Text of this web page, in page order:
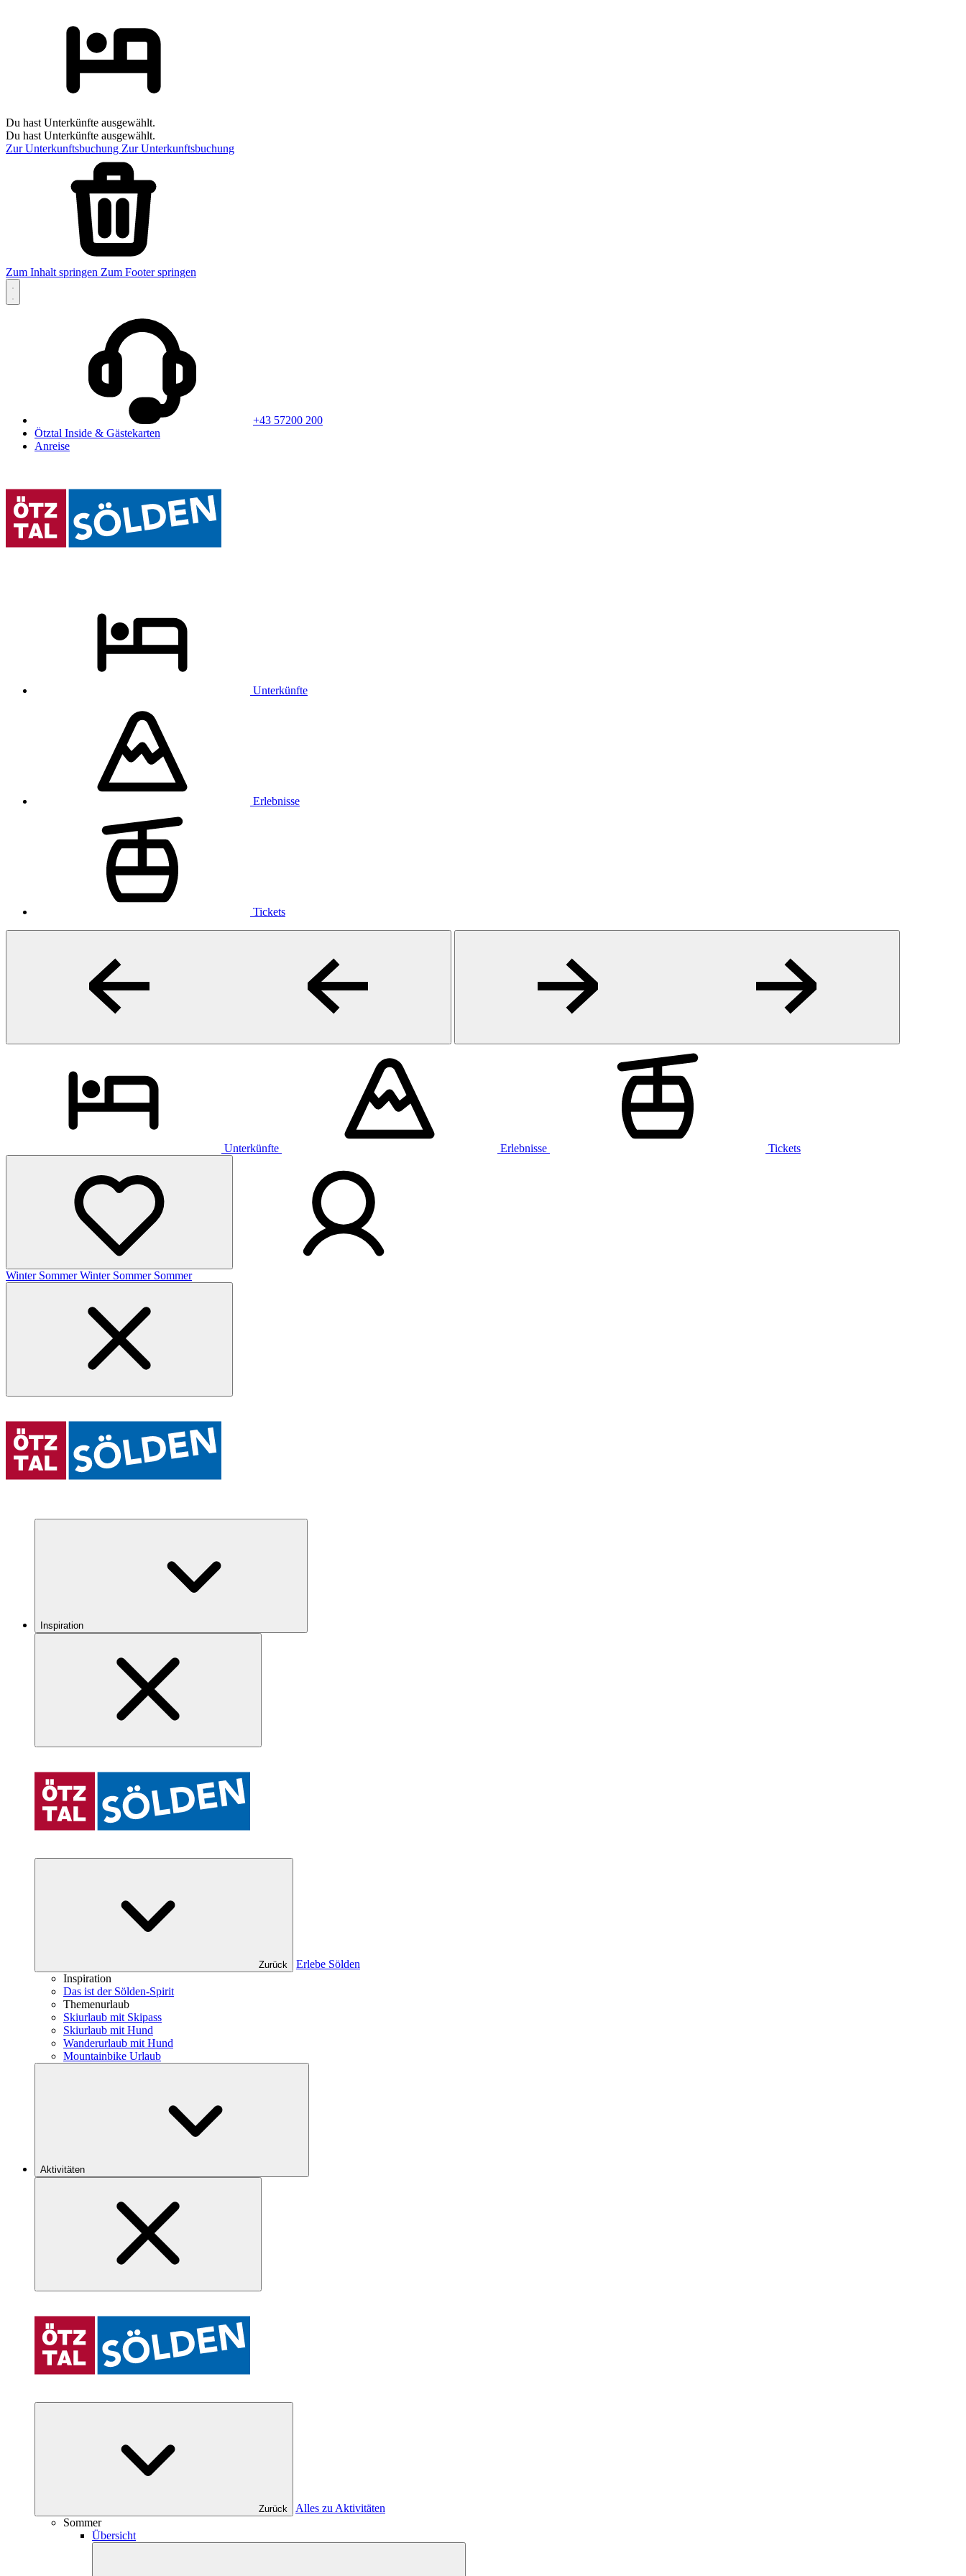
Du hast Unterkünfte ausgewählt.
Du hast Unterkünfte ausgewählt.
Zur Unterkunftsbuchung Zur Unterkunftsbuchung
Zum Inhalt springen Zum Footer springen
+43 57200 200
Ötztal Inside & Gästekarten
Anreise
Unterkünfte
Erlebnisse
Tickets
Unterkünfte Erlebnisse Tickets
Winter Sommer Winter Sommer Sommer
Inspiration
Zurück
Erlebe Sölden
Inspiration
Das ist der Sölden-Spirit
Themenurlaub
Skiurlaub mit Skipass
Skiurlaub mit Hund
Wanderurlaub mit Hund
Mountainbike Urlaub
Aktivitäten
Zurück
Alles zu Aktivitäten
Sommer
Übersicht